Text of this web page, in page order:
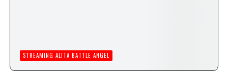
STREAMING ALITA BATTLE ANGEL